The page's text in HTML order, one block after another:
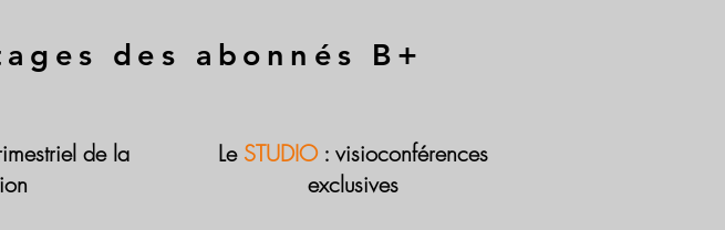
des abonnés B+
de la
Le STUDIO : visioconférences
exclusives